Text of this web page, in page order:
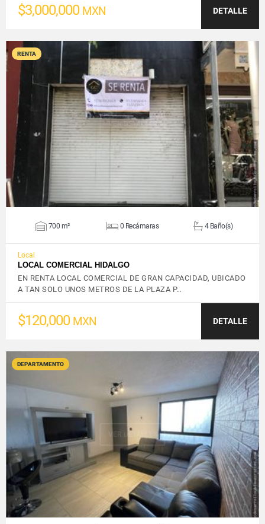
$3,000,000 MXN DETALLE
RENTA
VER DETALLES
700 m² 0 Recámaras 4 Baño(s)
Local
LOCAL COMERCIAL HIDALGO
EN RENTA LOCAL COMERCIAL DE GRAN CAPACIDAD, UBICADO
A TAN SOLO UNOS METROS DE LA PLAZA P…
$120,000 MXN DETALLE
DEPARTAMENTO
VER DETALLES